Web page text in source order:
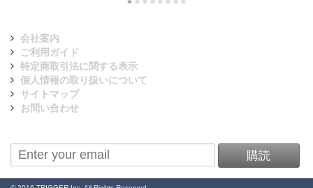
会社案内
ご利用ガイド
特定商取引法に関する表示
個人情報の取り扱いについて
サイトマップ
お問い合わせ
購読